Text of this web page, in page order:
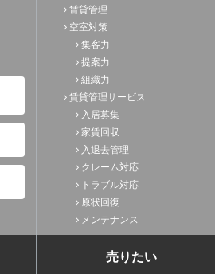
賃貸管理
空室対策
集客力
提案力
組織力
賃貸管理サービス
入居募集
家賃回収
入退去管理
クレーム対応
トラブル対応
原状回復
メンテナンス
売りたい